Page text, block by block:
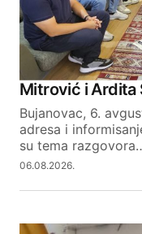
Mitrović i Ardita
Bujanovac, 6.
adresa i
su tema
06.08.2026.